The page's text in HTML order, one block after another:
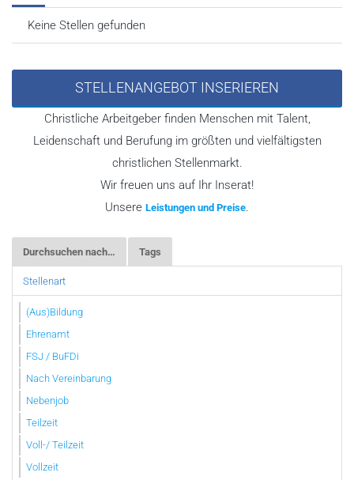
Keine Stellen gefunden
STELLENANGEBOT INSERIEREN
Christliche Arbeitgeber finden Menschen mit Talent,
Leidenschaft und Berufung im größten und vielfältigsten
christlichen Stellenmarkt.
Wir freuen uns auf Ihr Inserat!
Unsere Leistungen und Preise.
Durchsuchen nach… Tags
Stellenart
(Aus)Bildung
Ehrenamt
FSJ / BuFDi
Nach Vereinbarung
Nebenjob
Teilzeit
Voll-/ Teilzeit
Vollzeit